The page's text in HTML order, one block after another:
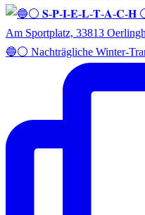
🔵⚪️ Nachträgliche Winter-